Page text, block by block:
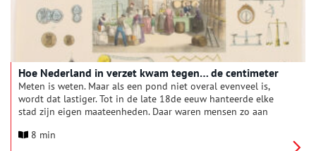
Hoe Nederland in verzet kwam tegen… de centimeter
Meten is weten. Maar als een pond niet overal evenveel is,
wordt dat lastiger. Tot in de late 18de eeuw hanteerde elke
stad zijn eigen maateenheden. Daar waren mensen zo aan
liters niet over één nacht ijs ging. Er moesten wetten en
8 min